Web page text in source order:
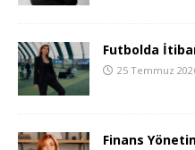
Futbolda
25 Temmuz
Finans